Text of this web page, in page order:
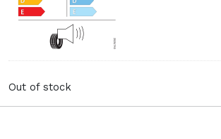
Out of stock